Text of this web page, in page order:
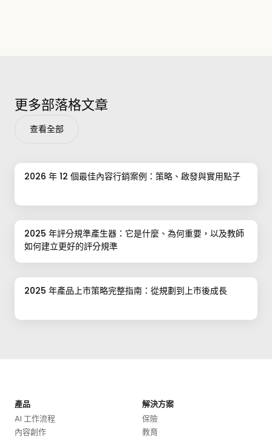
更多部落格文章
查看全部
2026 年 12 個最佳內容行銷案例：策略、啟發與實用點子
2025 年評分規準產生器：它是什麼、為何重要，以及教師
如何建立更好的評分規準
2025 年產品上市策略完整指南：從規劃到上市後成長
產品
AI 工作流程
內容創作
解決方案
保險
教育